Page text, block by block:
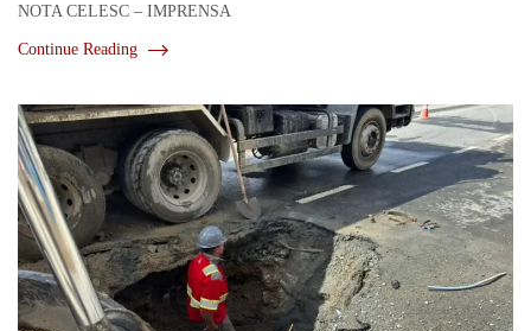
NOTA CELESC – IMPRENSA
Continue Reading